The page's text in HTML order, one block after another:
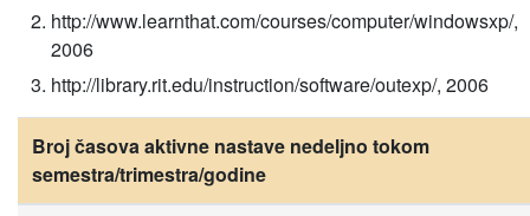
http://www.learnthat.com/courses/computer/windowsxp/,
2006
http://library.rit.edu/instruction/software/outexp/, 2006
Broj časova aktivne nastave nedeljno tokom
semestra/trimestra/godine